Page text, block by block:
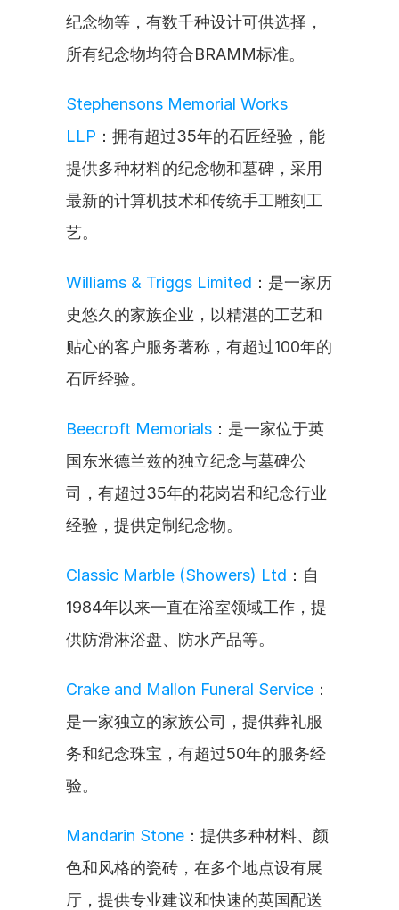
纪念物等，有数千种设计可供选择，
所有纪念物均符合BRAMM标准。
Stephensons Memorial Works
LLP ：拥有超过35年的石匠经验，能
提供多种材料的纪念物和墓碑，采用
最新的计算机技术和传统手工雕刻工
艺。
Williams & Triggs Limited ：是一家历
史悠久的家族企业，以精湛的工艺和
贴心的客户服务著称，有超过100年的
石匠经验。
Beecroft Memorials ：是一家位于英
国东米德兰兹的独立纪念与墓碑公
司，有超过35年的花岗岩和纪念行业
经验，提供定制纪念物。
Classic Marble (Showers) Ltd ：自
1984年以来一直在浴室领域工作，提
供防滑淋浴盘、防水产品等。
Crake and Mallon Funeral Service ：
是一家独立的家族公司，提供葬礼服
务和纪念珠宝，有超过50年的服务经
验。
Mandarin Stone ：提供多种材料、颜
色和风格的瓷砖，在多个地点设有展
厅，提供专业建议和快速的英国配送